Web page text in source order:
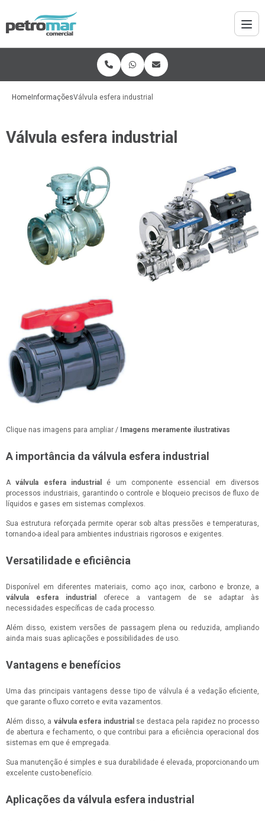
Home InformaçõesVálvula esfera industrial
Válvula esfera industrial
Clique nas imagens para ampliar / Imagens meramente ilustrativas
A importância da válvula esfera industrial
Aválvula esfera industrial
é um componente essencial em diversos
processos industriais, garantindo o controle e bloqueio precisos de fluxo de
líquidos e gases em sistemas complexos.
Sua estrutura reforçada permite operar sob altas pressões e temperaturas,
tornando-a ideal para ambientes industriais rigorosos e exigentes.
Versatilidade e eficiência
Disponível em diferentes materiais, como aço inox, carbono e bronze, a
válvula esfera industrial
oferece a vantagem de se adaptar às
necessidades específicas de cada processo.
Além disso, existem versões de passagem plena ou reduzida, ampliando
ainda mais suas aplicações e possibilidades de uso.
Vantagens e benefícios
Uma das principais vantagens desse tipo de válvula é a vedação eficiente,
que garante o fluxo correto e evita vazamentos.
Além disso, a válvula esfera industrial se destaca pela rapidez no processo
de abertura e fechamento, o que contribui para a eficiência operacional dos
sistemas em que é empregada.
Sua manutenção é simples e sua durabilidade é elevada, proporcionando um
excelente custo-benefício.
Aplicações da válvula esfera industrial